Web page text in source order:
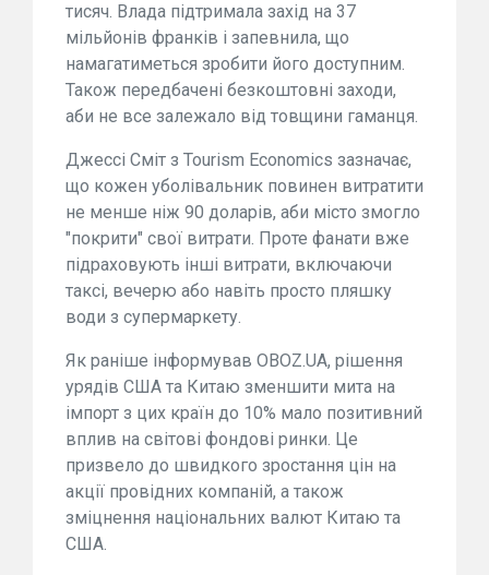
тисяч. Влада підтримала захід на 37
мільйонів франків і запевнила, що
намагатиметься зробити його доступним.
Також передбачені безкоштовні заходи,
аби не все залежало від товщини гаманця.
Джессі Сміт з Tourism Economics зазначає,
що кожен уболівальник повинен витратити
не менше ніж 90 доларів, аби місто змогло
"покрити" свої витрати. Проте фанати вже
підраховують інші витрати, включаючи
таксі, вечерю або навіть просто пляшку
води з супермаркету.
Як раніше інформував OBOZ.UA, рішення
урядів США та Китаю зменшити мита на
імпорт з цих країн до 10% мало позитивний
вплив на світові фондові ринки. Це
призвело до швидкого зростання цін на
акції провідних компаній, а також
зміцнення національних валют Китаю та
США.